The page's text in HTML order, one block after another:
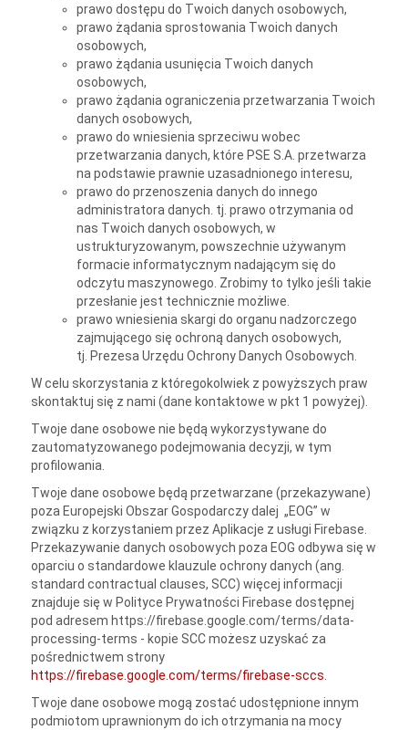
prawo dostępu do Twoich danych osobowych,
prawo żądania sprostowania Twoich danych
osobowych,
prawo żądania usunięcia Twoich danych
osobowych,
prawo żądania ograniczenia przetwarzania Twoich
danych osobowych,
prawo do wniesienia sprzeciwu wobec
przetwarzania danych, które PSE S.A. przetwarza
na podstawie prawnie uzasadnionego interesu,
prawo do przenoszenia danych do innego
administratora danych. tj. prawo otrzymania od
nas Twoich danych osobowych, w
ustrukturyzowanym, powszechnie używanym
formacie informatycznym nadającym się do
odczytu maszynowego. Zrobimy to tylko jeśli takie
przesłanie jest technicznie możliwe.
prawo wniesienia skargi do organu nadzorczego
zajmującego się ochroną danych osobowych,
tj. Prezesa Urzędu Ochrony Danych Osobowych.
W celu skorzystania z któregokolwiek z powyższych praw
skontaktuj się z nami (dane kontaktowe w pkt 1 powyżej).
Twoje dane osobowe nie będą wykorzystywane do
zautomatyzowanego podejmowania decyzji, w tym
profilowania.
Twoje dane osobowe będą przetwarzane (przekazywane)
poza Europejski Obszar Gospodarczy dalej „EOG” w
związku z korzystaniem przez Aplikacje z usługi Firebase.
Przekazywanie danych osobowych poza EOG odbywa się w
oparciu o standardowe klauzule ochrony danych (ang.
standard contractual clauses, SCC) więcej informacji
znajduje się w Polityce Prywatności Firebase dostępnej
pod adresem https://firebase.google.com/terms/data-
processing-terms - kopie SCC możesz uzyskać za
pośrednictwem strony
https://firebase.google.com/terms/firebase-sccs
Twoje dane osobowe mogą zostać udostępnione innym
podmiotom uprawnionym do ich otrzymania na mocy